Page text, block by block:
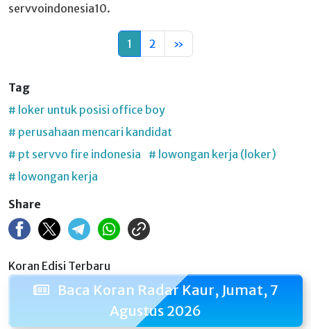
servvoindonesia10.
1 2 »
Tag
# loker untuk posisi office boy
# perusahaan mencari kandidat
# pt servvo fire indonesia
# lowongan kerja (loker)
# lowongan kerja
Share
Koran Edisi Terbaru
Baca Koran Radar Kaur, Jumat, 7
Agustus 2026